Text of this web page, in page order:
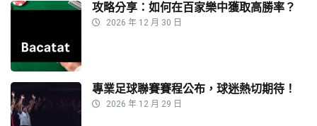
攻略分享：如何在百家樂中獲取高勝率？
2026 年 12 月 30 日
專業足球聯賽賽程公布，球迷熱切期待！
2026 年 12 月 29 日